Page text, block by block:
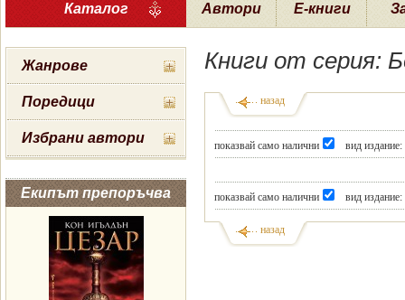
Каталог Автори Е-книги
Жанрове
Поредици
Избрани автори
Екипът препоръчва
Книги от серия:
показвай само налични вид издание:
показвай само налични вид издание:
назад
назад